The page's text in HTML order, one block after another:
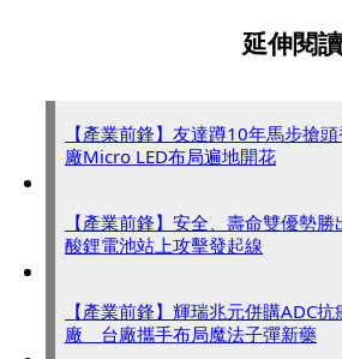
延伸閱讀
【產業前鋒】友達蹲10年馬步搶
廠Micro LED布局遍地開花
【產業前鋒】安全、壽命雙優勢
酸鋰電池站上攻擊發起線
【產業前鋒】輝瑞兆元併購ADC抗
廠 台廠攜手布局魔法子彈新藥